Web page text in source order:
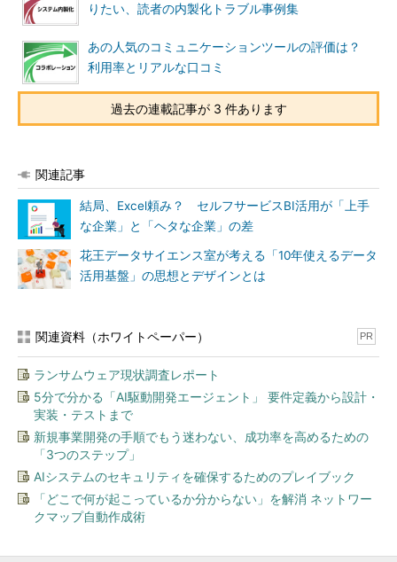
りたい、読者の内製化トラブル事例集
あの人気のコミュニケーションツールの評価は？
利用率とリアルな口コミ
過去の連載記事が 3 件あります
関連記事
結局、Excel頼み？ セルフサービスBI活用が「上手
な企業」と「ヘタな企業」の差
花王データサイエンス室が考える「10年使えるデータ
活用基盤」の思想とデザインとは
関連資料（ホワイトペーパー） PR
ランサムウェア現状調査レポート
5分で分かる「AI駆動開発エージェント」 要件定義から設計・
実装・テストまで
新規事業開発の手順でもう迷わない、成功率を高めるための
「3つのステップ」
AIシステムのセキュリティを確保するためのプレイブック
「どこで何が起こっているか分からない」を解消 ネットワー
クマップ自動作成術